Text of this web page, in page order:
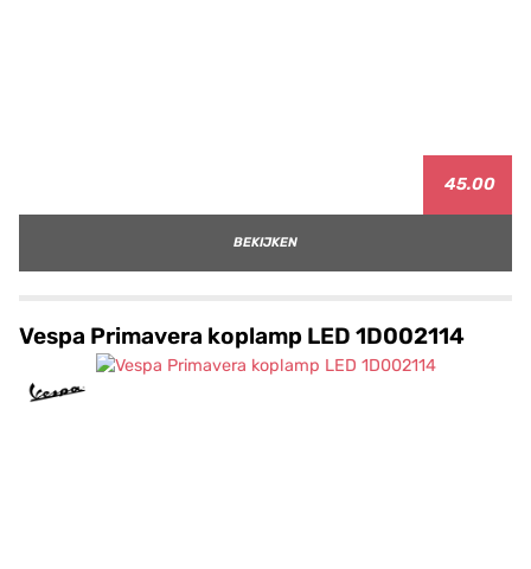
45.00
BEKIJKEN
Vespa Primavera koplamp LED 1D002114